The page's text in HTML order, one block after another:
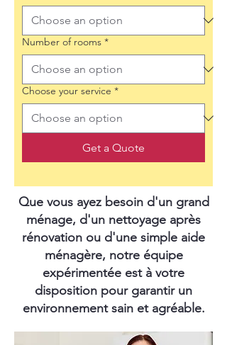
Number of rooms *
Choose your service *
Get a Quote
Que vous ayez besoin d'un grand
ménage, d'un nettoyage après
rénovation ou d'une simple aide
ménagère, notre équipe
expérimentée est à votre
disposition pour garantir un
environnement sain et agréable.